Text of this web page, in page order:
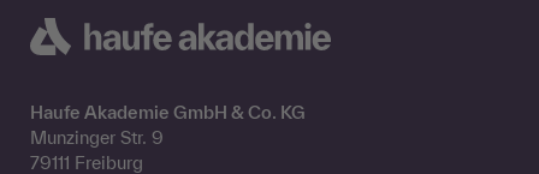
Haufe Akademie GmbH & Co. KG
Munzinger Str. 9
79111 Freiburg